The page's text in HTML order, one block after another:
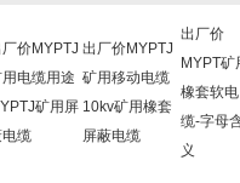
价MYPTJ
电缆用途
矿用屏
缆
出厂价MYPTJ
矿用移动电缆
10kv矿用橡套
屏蔽电缆
出厂价
MYPT矿
橡套软电
缆-字母
义